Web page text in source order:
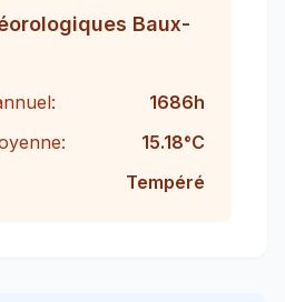
Baux-
1686h
15.18°C
Tempéré